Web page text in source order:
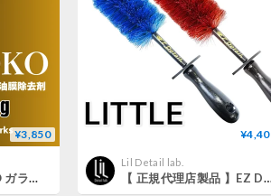
¥3,850
PIKACON UROKO ガラスウロコ/油膜除去剤 200g
Lil Detail lab.
【 正規代理店製品 】EZ Detail ディテー